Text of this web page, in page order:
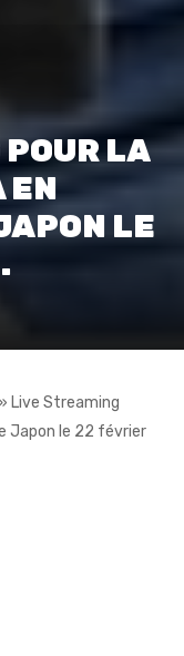
LA
EN
LE
» Live Streaming
Japon le 22 février